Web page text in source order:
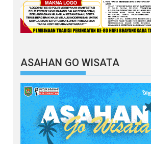
ASAHAN GO WISATA